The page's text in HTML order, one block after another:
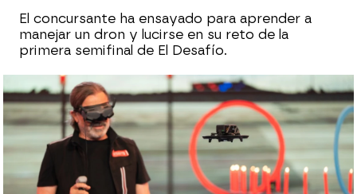
El concursante ha ensayado para aprender a
manejar un dron y lucirse en su reto de la
primera semifinal de El Desafío.
¡Puro show! Marta Díaz deslumbra como
Rihanna en un espectáculo inolvidable